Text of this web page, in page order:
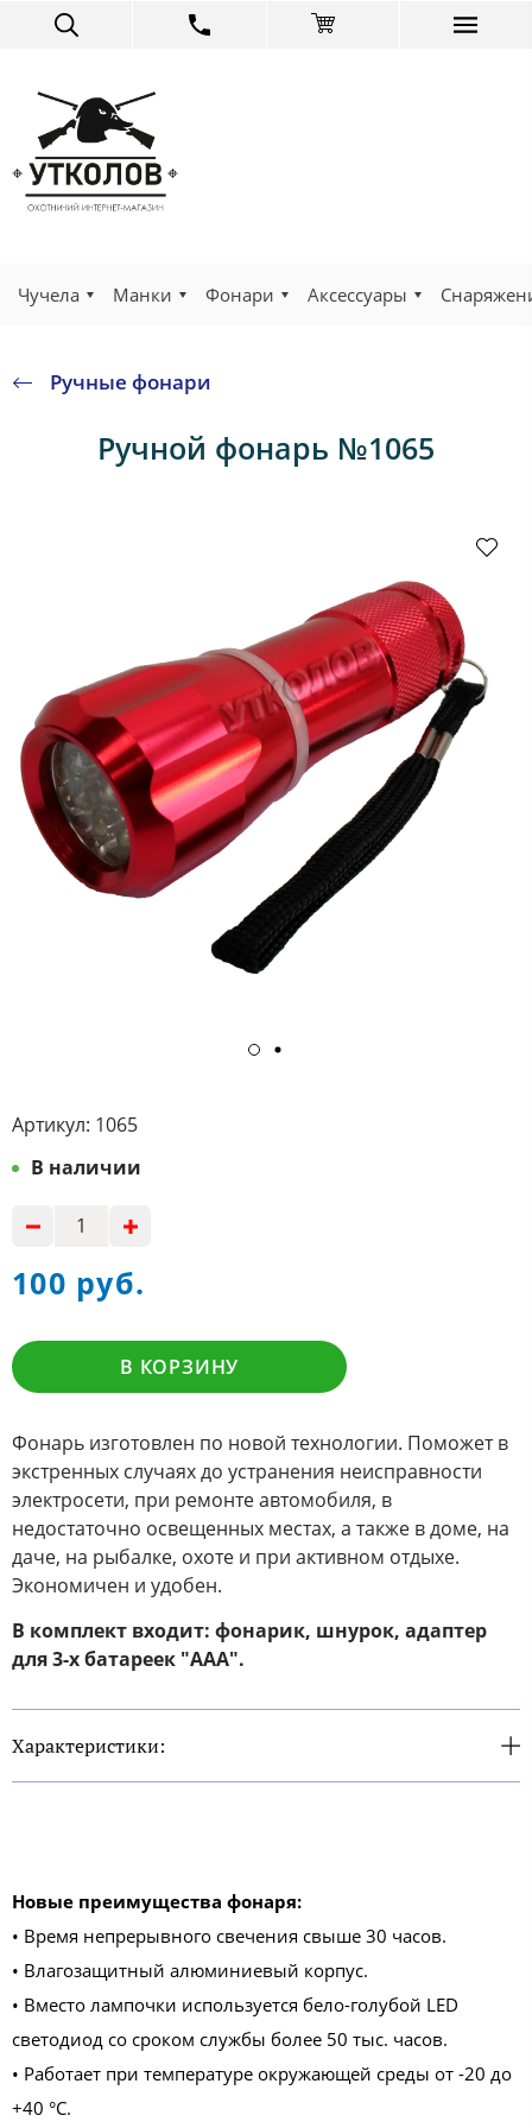
Чучела Манки Фонари Аксессуары
Ручные фонари
Ручной фонарь №1065
Артикул: 1065
В наличии
100 руб.
В КОРЗИНУ
Фонарь изготовлен по новой технологии. Поможет в
экстренных случаях до устранения неисправности
электросети, при ремонте автомобиля, в
недостаточно освещенных местах, а также в доме, на
даче, на рыбалке, охоте и при активном отдыхе.
Экономичен и удобен.
В комплект входит: фонарик, шнурок, адаптер
для 3-х батареек "ААА".
Характеристики:
Новые преи​мущества фонаря:
• ​Время непрерывного свечения свыше 30 часов.
• Влагозащитный алюминиевый корпус.
• ​Вместо лампочки используется бело-голубой LED
светодиод со сроком службы более 50 тыс. часов.
• Работает при температуре окружающей среды от -20 до
+40 °C.